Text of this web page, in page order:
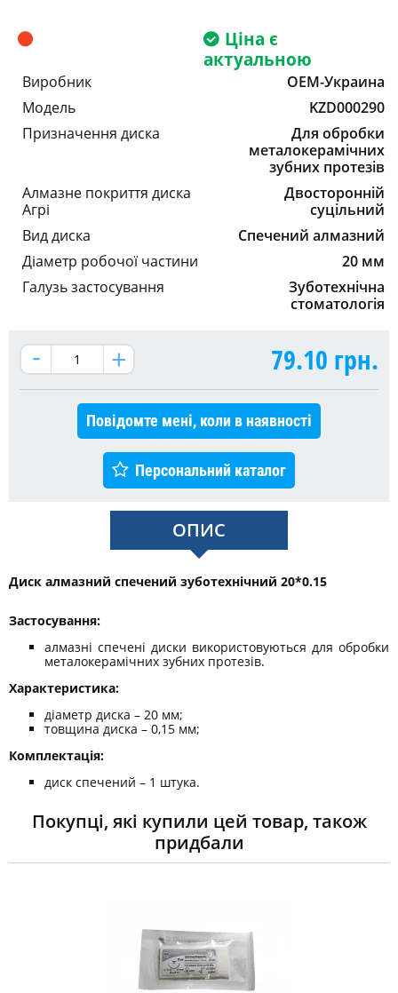
Ціна є
актуальною
Виробник
OEM-Украина
Модель
KZD000290
Призначення диска
Для обробки
металокерамічних
зубних протезів
Алмазне покриття диска
Агрі
Двосторонній
суцільний
Вид диска
Спечений алмазний
Діаметр робочої частини
20 мм
Галузь застосування
Зуботехнічна
стоматологія
79.10 грн.
Повідомте мені, коли в наявності
Персональний каталог
ОПИС
Диск алмазний спечений зуботехнічний 20*0.15
Застосування:
алмазні спечені диски використовуються для обробки
металокерамічних зубних протезів.
Характеристика:
діаметр диска – 20 мм;
товщина диска – 0,15 мм;
Комплектація:
диск спечений – 1 штука.
Покупці, які купили цей товар, також
придбали